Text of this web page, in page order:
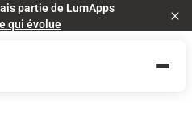
partie de LumApps
qui évolue